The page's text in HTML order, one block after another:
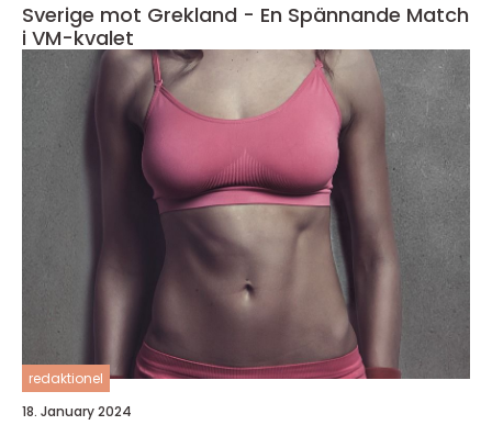
Sverige mot Grekland - En Spännande Match
i VM-kvalet
redaktionel
18. January 2024